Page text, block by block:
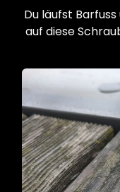
Du läufst
auf diese